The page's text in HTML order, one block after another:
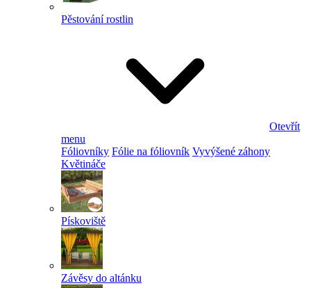
Pěstování rostlin
Otevřít
menu
Fóliovníky Fólie na fóliovník Vyvýšené záhony
Květináče
Pískoviště
Závěsy do altánku